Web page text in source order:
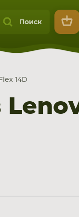
Поиск
Flex 14D